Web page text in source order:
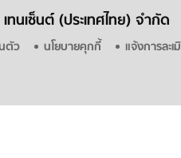
นเซ็นต์ (ประเทศไทย) จำกัด
ตัว นโยบายคุกกี้ แจ้งการละ